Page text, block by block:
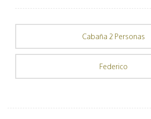
Cabaña 2 Personas
Federico